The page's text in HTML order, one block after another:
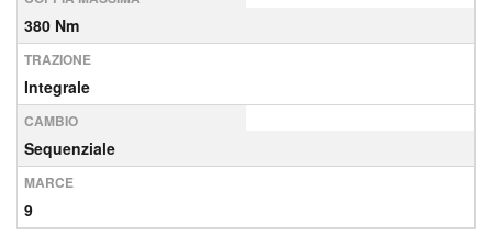
380 Nm
TRAZIONE
Integrale
CAMBIO
Sequenziale
MARCE
9